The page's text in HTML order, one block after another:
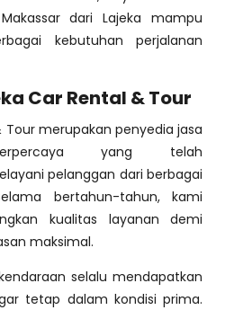
dari Lajeka mampu
kebutuhan perjalanan
Car Rental & Tour
Tour merupakan penyedia jasa
yang telah
pelanggan dari berbagai
bertahun-tahun, kami
kualitas layanan demi
maksimal.
selalu mendapatkan
tetap dalam kondisi prima.